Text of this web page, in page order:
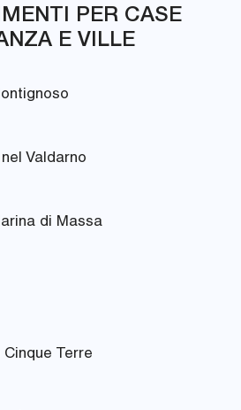
PER CASE
E VILLE
Valdarno
di Massa
Terre